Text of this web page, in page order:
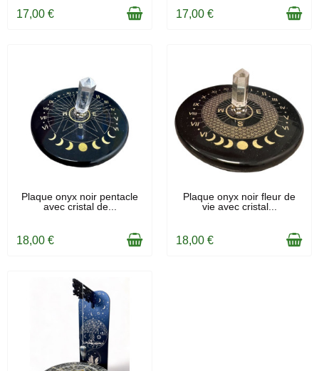
17,00 € 17,00 €
EN STOCK
Plaque onyx noir pentacle
avec cristal de...
18,00 €
EN STOCK
Plaque onyx noir fleur de
vie avec cristal...
18,00 €